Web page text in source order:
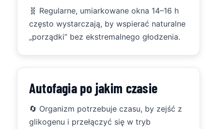
🧬 Regularne, umiarkowane okna 14–16 h
często wystarczają, by wspierać naturalne
„porządki” bez ekstremalnego głodzenia.
Autofagia po jakim czasie
🔄 Organizm potrzebuje czasu, by zejść z
glikogenu i przełączyć się w tryb